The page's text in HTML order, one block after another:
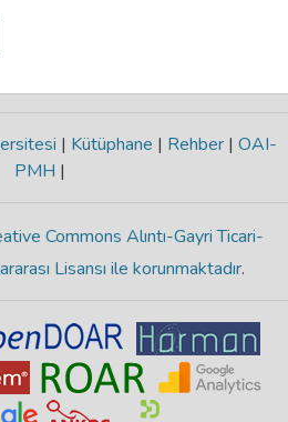
| Kütüphane | Rehber | OAI-
PMH |
Commons Alıntı-Gayri Ticari-
Lisansı ile korunmaktadır.